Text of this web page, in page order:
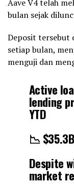
Aave V4 telah
bulan sejak
Deposit tersebut
setiap bulan,
menguji dan
Active
lending
YTD
📉
Despite
market